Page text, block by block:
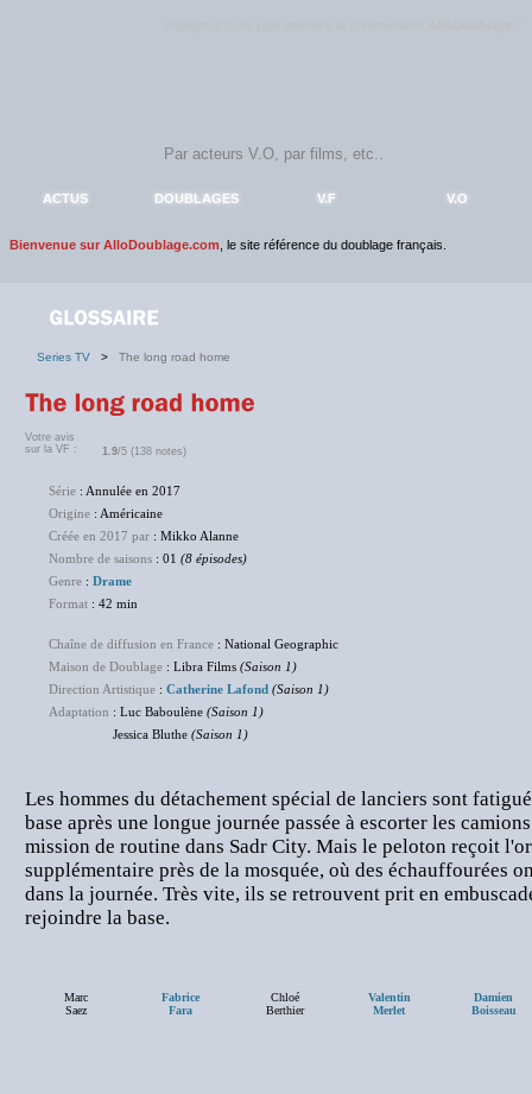
ACTUS DOUBLAGES V.F V.O
Bienvenue sur AlloDoublage.com , le site référence du doublage français.
Series TV > The long road home
Votre avis
sur la VF :
1.9/5 (138 notes)
Série : Annulée en 2017
Origine : Américaine
Créée en 2017 par : Mikko Alanne
Nombre de saisons : 01 (8 épisodes)
Genre : Drame
Format : 42 min
Chaîne de diffusion en France : National Geographic
Maison de Doublage : Libra Films (Saison 1)
Direction Artistique : Catherine Lafond (Saison 1)
Adaptation : Luc Baboulène (Saison 1)
Jessica Bluthe (Saison 1)
Les hommes du détachement spécial de lanciers sont
base après une longue journée passée à escorter les
mission de routine dans Sadr City. Mais le peloton reçoit
supplémentaire près de la mosquée, où des échauffourées
dans la journée. Très vite, ils se retrouvent prit en
rejoindre la base.
Marc
Saez
Fabrice
Fara
Chloé
Berthier
Valentin
Merlet
Damien
Boisseau